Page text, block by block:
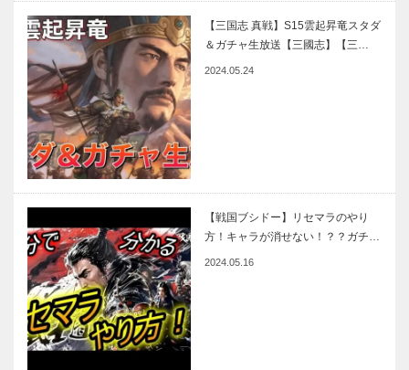
【三国志 真戦】S15雲起昇竜スタダ
＆ガチャ生放送【三國志】【三…
2024.05.24
【戦国ブシドー】リセマラのやり
方！キャラが消せない！？？ガチ…
2024.05.16